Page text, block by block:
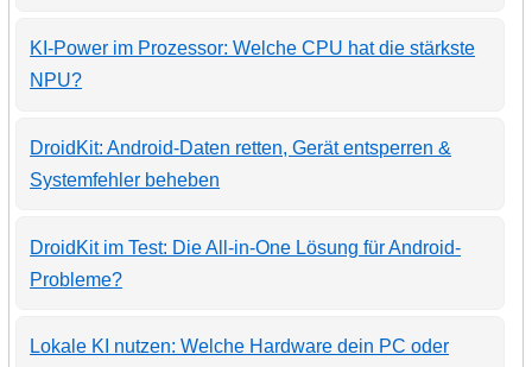
KI-Power im Prozessor: Welche CPU hat die stärkste
NPU?
DroidKit: Android-Daten retten, Gerät entsperren &
Systemfehler beheben
DroidKit im Test: Die All-in-One Lösung für Android-
Probleme?
Lokale KI nutzen: Welche Hardware dein PC oder